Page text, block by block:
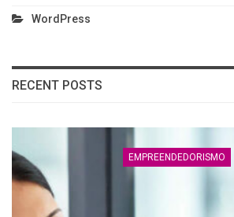
WordPress
RECENT POSTS
EMPREENDEDORISMO